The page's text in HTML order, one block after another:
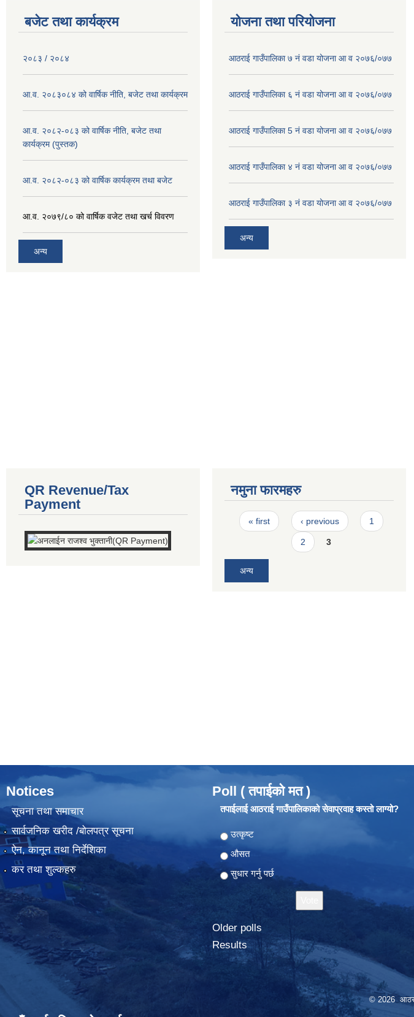
बजेट तथा कार्यक्रम
२०८३ / २०८४
आ.व. २०८३०८४ को वार्षिक नीति, बजेट तथा कार्यक्रम
आ.व. २०८२-०८३ को वार्षिक नीति, बजेट तथा
कार्यक्रम (पुस्तक)
आ.व. २०८२-०८३ को वार्षिक कार्यक्रम तथा बजेट
आ.व. २०७९/८० को वार्षिक वजेट तथा खर्च विवरण
अन्य
योजना तथा परियोजना
आठराई गाउँपालिका ७ नं वडा योजना आ व २०७६/०७७
आठराई गाउँपालिका ६ नं वडा योजना आ व २०७६/०७७
आठराई गाउँपालिका 5 नं वडा योजना आ व २०७६/०७७
आठराई गाउँपालिका ४ नं वडा योजना आ व २०७६/०७७
आठराई गाउँपालिका ३ नं वडा योजना आ व २०७६/०७७
अन्य
QR Revenue/Tax
Payment
नमुना फारमहरु
Pages
« first ‹ previous 1
2 3
अन्य
Notices
सूचना तथा समाचार
सार्वजनिक खरीद /बोलपत्र सूचना
ऐन, कानून तथा निर्देशिका
कर तथा शुल्कहरु
Poll ( तपाईको मत )
तपाईलाई आठराई गाउँपालिकाको सेवाप्रवाह कस्तो लाग्यो?
Choices
उत्कृष्ट
औसत
सुधार गर्नु पर्छ
Older polls
Results
© 2026